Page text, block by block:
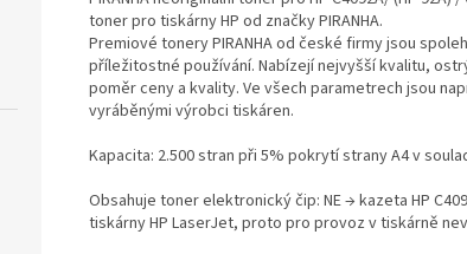
toner pro tiskárny HP od značky PIRANHA.
Premiové tonery PIRANHA od české firmy jsou
příležitostné používání. Nabízejí nejvyšší kvalitu,
poměr ceny a kvality. Ve všech parametrech jsou
vyráběnými výrobci tiskáren.
Kapacita: 2.500 stran při 5% pokrytí strany A4 v
Obsahuje toner elektronický čip: NE → kazeta HP
tiskárny HP LaserJet, proto pro provoz v tiskárně